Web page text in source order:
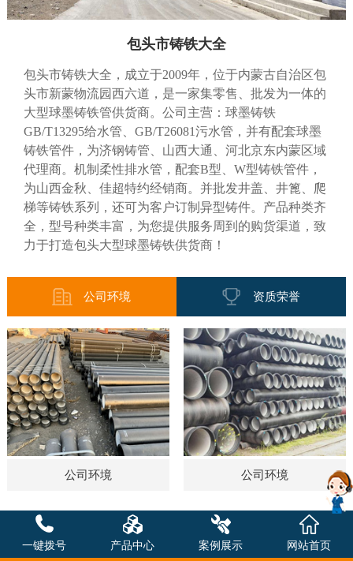
包头市铸铁大全
包头市铸铁大全，成立于2009年，位于内蒙古自治区包
头市新蒙物流园西六道，是一家集零售、批发为一体的
大型球墨铸铁管供货商。公司主营：球墨铸铁
GB/T13295给水管、GB/T26081污水管，并有配套球墨
铸铁管件，为济钢铸管、山西大通、河北京东内蒙区域
代理商。机制柔性排水管，配套B型、W型铸铁管件，
为山西金秋、佳超特约经销商。并批发井盖、井篦、爬
梯等铸铁系列，还可为客户订制异型铸件。产品种类齐
全，型号种类丰富，为您提供服务周到的购货渠道，致
力于打造包头大型球墨铸铁供货商！
公司环境 资质荣誉
公司环境 公司环境
一键拨号 产品中心 案例展示 网站首页